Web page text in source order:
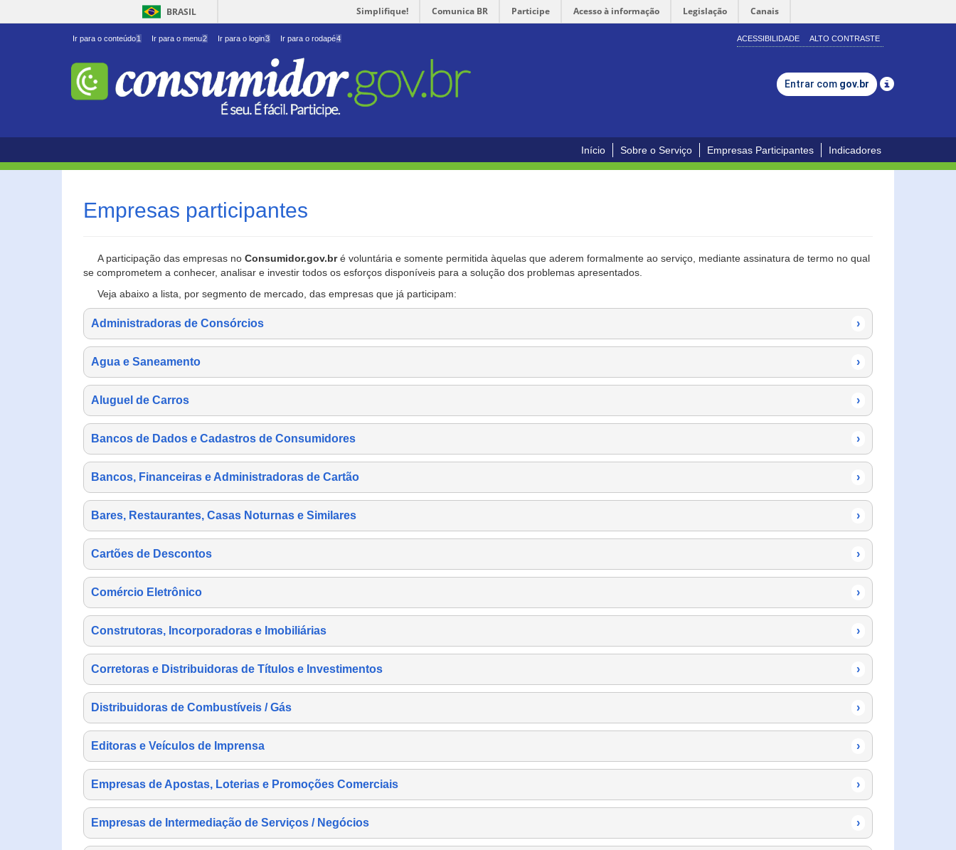
BRASIL Simplifique! Comunica BR Participe Acesso à informação Legislação Canais
Ir para o conteúdo1 Ir para o menu2 Ir para o login3 Ir para o rodapé4 ACESSIBILIDADE ALTO CONTRASTE
Entrar com gov.br
Início Sobre o Serviço Empresas Participantes Indicadores
Empresas participantes
A participação das empresas no Consumidor.gov.bré voluntária e somente permitida àquelas que aderem formalmente ao serviço, mediante assinatura de termo no qual
se comprometem a conhecer, analisar e investir todos os esforços disponíveis para a solução dos problemas apresentados.
Veja abaixo a lista, por segmento de mercado, das empresas que já participam:
Administradoras de Consórcios ›
Agua e Saneamento ›
Aluguel de Carros ›
Bancos de Dados e Cadastros de Consumidores ›
Bancos, Financeiras e Administradoras de Cartão ›
Bares, Restaurantes, Casas Noturnas e Similares ›
Cartões de Descontos ›
Comércio Eletrônico ›
Construtoras, Incorporadoras e Imobiliárias ›
Corretoras e Distribuidoras de Títulos e Investimentos ›
Distribuidoras de Combustíveis / Gás ›
Editoras e Veículos de Imprensa ›
Empresas de Apostas, Loterias e Promoções Comerciais ›
Empresas de Intermediação de Serviços / Negócios ›